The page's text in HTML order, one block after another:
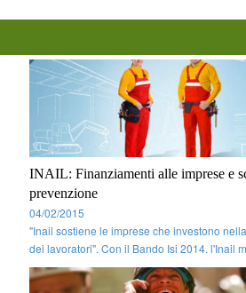
INAIL: Finanziamenti alle imprese e
prevenzione
04/02/2015
"Inail sostiene le imprese che investono
dei lavoratori". Con il Bando Isi 2014, l'Inail
disposizione 267 milioni di euro, suddivisi in
regionali, per la realizzazione di progetti di